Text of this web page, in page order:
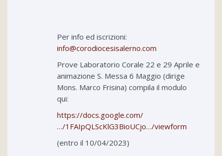
Per info ed iscrizioni:
info@corodiocesisalerno.com
Prove Laboratorio Corale 22 e 29 Aprile e
animazione S. Messa 6 Maggio (dirige
Mons. Marco Frisina) compila il modulo
qui:
https://docs.google.com/
…/1FAIpQLScKlG3BioUCjo…/viewform
(entro il 10/04/2023)